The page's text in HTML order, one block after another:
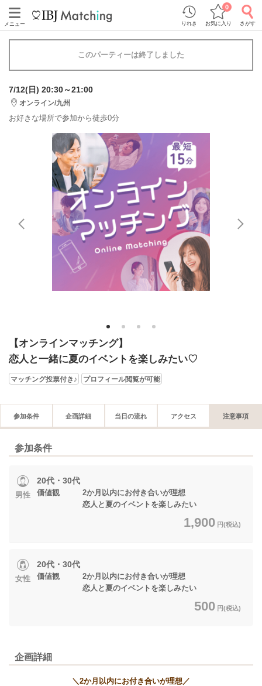
メニュー りれき お気に入り
0
さがす
このパーティーは終了しました
7/12(日) 20:30～21:00
オンライン/九州
お好きな場所で参加から徒歩0分
1 2 3 4
【オンラインマッチング】
恋人と一緒に夏のイベントを楽しみたい♡
マッチング投票付き♪ プロフィール閲覧が可能
参加条件 企画詳細 当日の流れ アクセス 注意事項
参加条件
男性
20代・30代
価値観 2か月以内にお付き合いが理想
恋人と夏のイベントを楽しみたい
1,900 円(税込)
女性
20代・30代
価値観 2か月以内にお付き合いが理想
恋人と夏のイベントを楽しみたい
500 円(税込)
企画詳細
＼2か月以内にお付き合いが理想／